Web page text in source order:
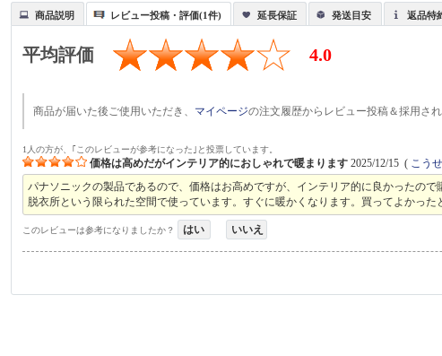
商品説明 レビュー投稿・評価(1件) 延長保証 発送目安 返品特
平均評価 4.0
商品が届いた後ご使用いただき、 マイページの注文履歴からレビュー投稿＆採用され
1人の方が、｢このレビューが参考になった｣と投票しています。
価格は高めだがインテリア的におしゃれで暖まります 2025/12/15 ( こう
パナソニックの製品であるので、価格はお高めですが、インテリア的に良かったので
脱衣所という限られた空間で使っています。すぐに暖かくなります。買ってよかった
このレビューは参考になりましたか？ はい いいえ